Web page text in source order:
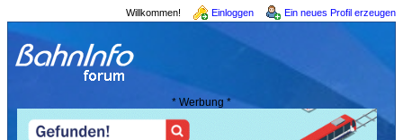
Willkommen! Einloggen Ein neues Profil erzeugen
* Werbung *